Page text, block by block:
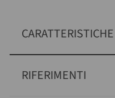
CARATTERISTICHE
RIFERIMENTI